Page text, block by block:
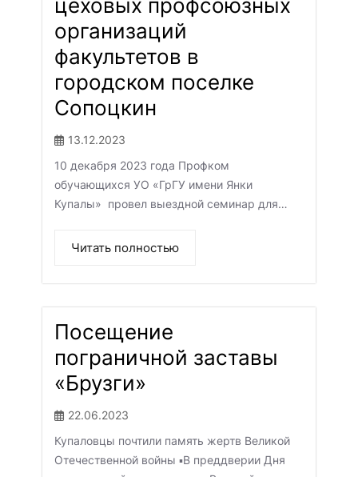
цеховых профсоюзных
организаций
факультетов в
городском поселке
Сопоцкин
13.12.2023
10 декабря 2023 года Профком
обучающихся УО «ГрГУ имени Янки
Купалы» провел выездной семинар для…
Читать полностью
Посещение
пограничной заставы
«Брузги»
22.06.2023
Купаловцы почтили память жертв Великой
Отечественной войны ▪️В преддверии Дня